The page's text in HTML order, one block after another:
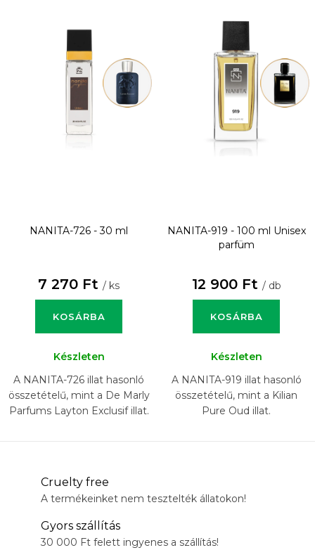
NANITA-726 - 30 ml
7 270 Ft / ks
KOSÁRBA
Készleten
A NANITA-726 illat hasonló
összetételű, mint a De Marly
Parfums Layton Exclusif illat.
NANITA-919 - 100 ml Unisex
parfüm
12 900 Ft / db
KOSÁRBA
Készleten
A NANITA-919 illat hasonló
összetételű, mint a Kilian
Pure Oud illat.
Cruelty free
A termékeinket nem tesztelték állatokon!
Gyors szállítás
30 000 Ft felett ingyenes a szállítás!